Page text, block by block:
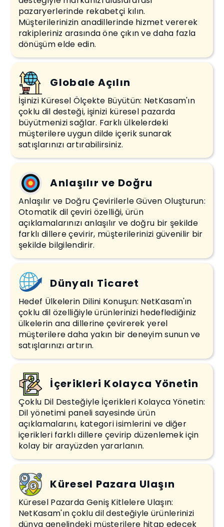
pazaryerlerinde rekabetçi kılın.
Müşterilerinizin anadillerinde hizmet vererek
rakipleriniz arasında öne çıkın ve daha fazla
dönüşüm elde edin.
Globale Açılın
İşinizi Küresel Ölçekte Büyütün: NetKasam'ın
çoklu dil desteği, işinizi küresel pazarda
büyütmenizi sağlar. Farklı ülkelerdeki
müşterilere uygun dilde içerik sunarak
satışlarınızı artırabilirsiniz.
Anlaşılır ve Doğru
Anlaşılır ve Doğru Çevirilerle Güven Oluşturun:
Otomatik dil çeviri özelliği, ürün
açıklamalarınızı anlaşılır ve doğru bir şekilde
farklı dillere çevirir, müşterilerinizi güvenilir bir
şekilde bilgilendirir.
Dünyalı Ticaret
Hedef Ülkelerin Dilini Konuşun: NetKasam'ın
çoklu dil özelliğiyle ürünlerinizi hedeflediğiniz
ülkelerin ana dillerine çevirerek yerel
müşterilere daha yakın bir deneyim sunun ve
satışlarınızı artırın.
İçerikleri Kolayca Yönetin
Çoklu Dil Desteğiyle İçerikleri Kolayca Yönetin:
Dil yönetimi paneli sayesinde ürün
açıklamalarını, kategori isimlerini ve diğer
içerikleri farklı dillere çevirip düzenlemek için
kolay bir arayüzden yararlanın.
Küresel Pazara Ulaşın
Küresel Pazarda Geniş Kitlelere Ulaşın:
NetKasam'ın çoklu dil desteğiyle ürünlerinizi
dünya genelindeki müşterilere hitap edecek